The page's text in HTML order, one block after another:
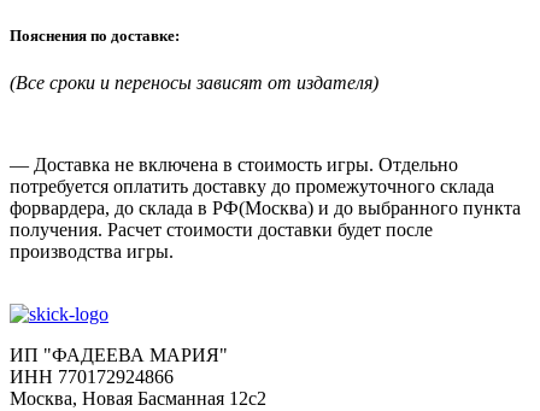
Пояснения по доставке:
(Все сроки и переносы зависят от издателя)
— Доставка не включена в стоимость игры. Отдельно
потребуется оплатить доставку до промежуточного склада
форвардера, до склада в РФ(Москва) и до выбранного пункта
получения. Расчет стоимости доставки будет после
производства игры.
ИП "ФАДЕЕВА МАРИЯ"
ИНН 770172924866
Москва, Новая Басманная 12с2